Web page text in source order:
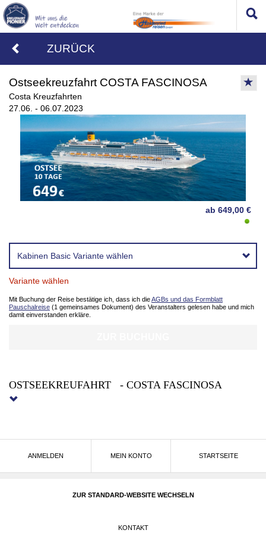
ZURÜCK
Ostseekreuzfahrt COSTA FASCINOSA
Costa Kreuzfahrten
27.06. - 06.07.2023
ab 649,00 €
Kabinen Basic Variante wählen
Variante wählen
Mit Buchung der Reise bestätige ich, dass ich dieAGBs und das Formblatt
Pauschalreise (1 gemeinsames Dokument) des Veranstalters gelesen habe und mich
damit einverstanden erkläre.
OSTSEEKREUFAHRT - COSTA FASCINOSA
OSTSEEPERLEN
10 Tage Costa Fascinosavom 27.06.-06.07.2023
Unser Bestpreis - Angebot bis 30.01.2023
ANMELDEN MEIN KONTO STARTSEITE
ZUR STANDARD-WEBSITE WECHSELN
KONTAKT